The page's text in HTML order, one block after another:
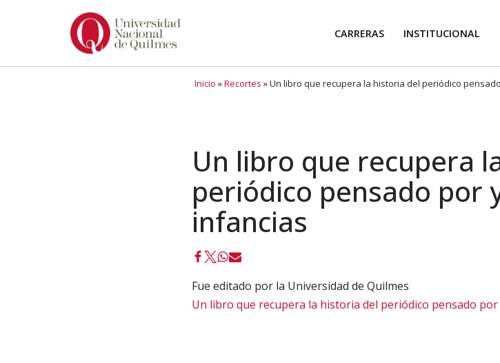
CARRERAS INSTITUCIONAL
Inicio »Recortes »Un libro que recupera la historia del periódico
Un libro que recupera
periódico pensado por
infancias
Fue editado por la Universidad de Quilmes
Un libro que recupera la historia del periódico pensado